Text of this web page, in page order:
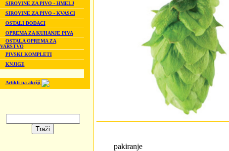
SIROVINE ZA PIVO - HMELJ
SIROVINE ZA PIVO - KVASCI
OSTALI DODACI
OPREMA ZA KUHANJE PIVA
OSTALA OPREMA ZA
PIVSKI KOMPLETI
KNJIGE
Artikli na akciji
pakiranje